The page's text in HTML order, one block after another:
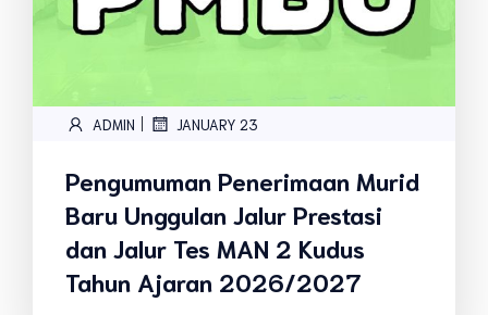
ADMIN | JANUARY 23
Pengumuman Penerimaan Murid
Baru Unggulan Jalur Prestasi
dan Jalur Tes MAN 2 Kudus
Tahun Ajaran 2026/2027